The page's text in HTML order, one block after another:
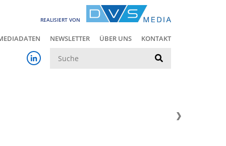
REALISIERT VON
NEWSLETTER ÜBER UNS KONTAKT